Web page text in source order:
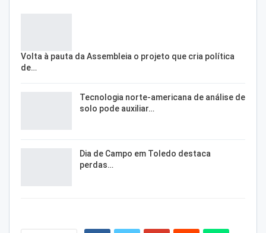
Volta à pauta da Assembleia o projeto que cria política
de…
Tecnologia norte-americana de análise de
solo pode auxiliar…
Dia de Campo em Toledo destaca
perdas…